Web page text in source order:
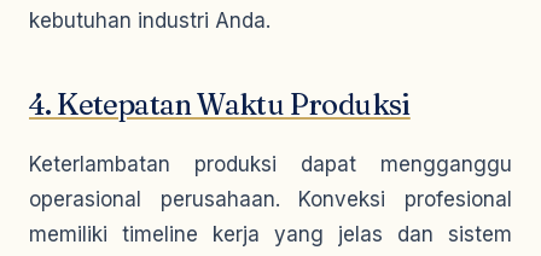
kebutuhan industri Anda.
4. Ketepatan Waktu Produksi
Keterlambatan produksi dapat mengganggu
operasional perusahaan. Konveksi profesional
memiliki timeline kerja yang jelas dan sistem